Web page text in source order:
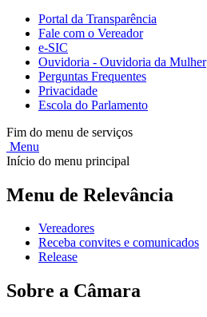
Portal da Transparência
Fale com o Vereador
e-SIC
Ouvidoria - Ouvidoria da Mulher
Perguntas Frequentes
Privacidade
Escola do Parlamento
Fim do menu de serviços
Menu
Início do menu principal
Menu de Relevância
Vereadores
Receba convites e comunicados
Release
Sobre a Câmara